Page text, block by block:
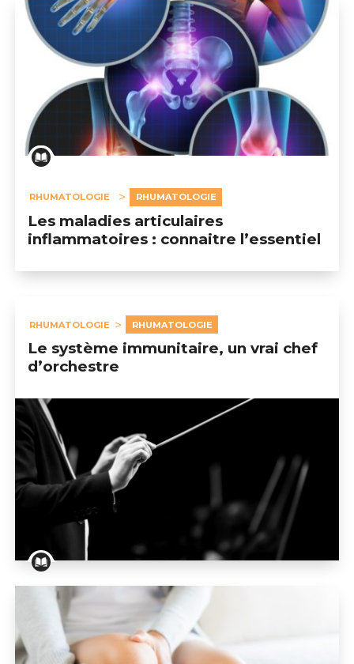
RHUMATOLOGIE RHUMATOLOGIE
Les maladies articulaires
inflammatoires : connaitre l’essentiel
RHUMATOLOGIE RHUMATOLOGIE
Le système immunitaire, un vrai chef
d’orchestre
Le système immunitaire, un vrai chef d’orchestre